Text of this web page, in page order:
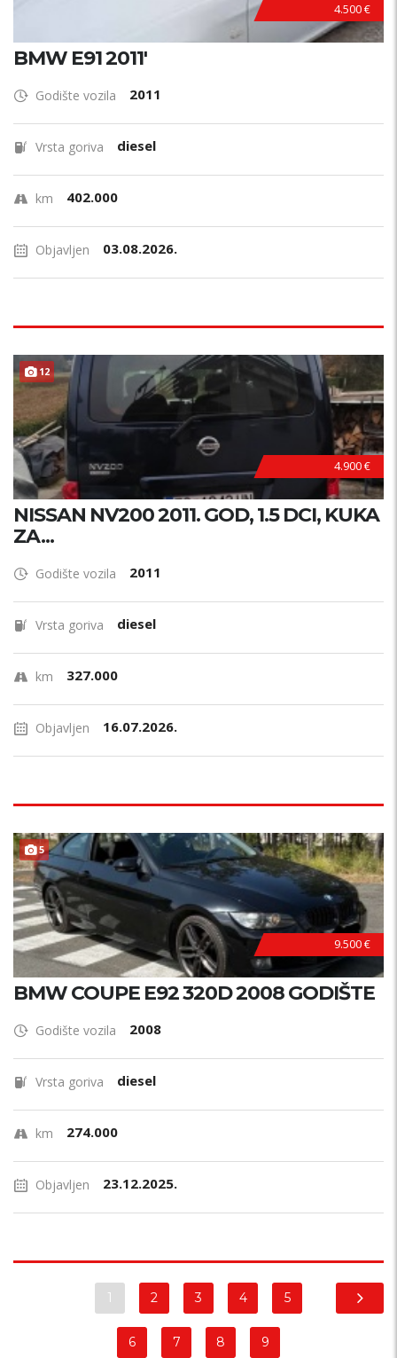
4.500 €
BMW E91 2011'
Godište vozila 2011
Vrsta goriva diesel
km 402.000
Objavljen 03.08.2026.
12
4.900 €
NISSAN NV200 2011. GOD, 1.5 DCI, KUKA
ZA...
Godište vozila 2011
Vrsta goriva diesel
km 327.000
Objavljen 16.07.2026.
5 B
E
Z
U
L
A
G
A
N
J
A
!
9.500 €
BMW COUPE E92 320D 2008 GODIŠTE
Godište vozila 2008
Vrsta goriva diesel
km 274.000
Objavljen 23.12.2025.
1 2 3 4 5
6 7 8 9